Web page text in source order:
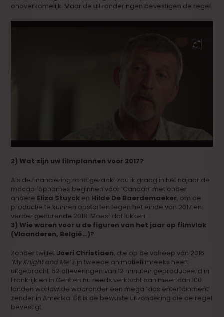
onoverkomelijk. Maar de uitzonderingen bevestigen de regel.
2) Wat zijn uw filmplannen voor 2017?
Als de financiering rond geraakt zou ik graag in het najaar de
mocap-opnames beginnen voor ‘Canaan’ met onder
andere Eliza Stuyck en Hilde De Baerdemaeker, om de
productie te kunnen opstarten tegen het einde van 2017 en
verder gedurende 2018. Moest dat lukken …
3) Wie waren voor u de figuren van het jaar op filmvlak
(Vlaanderen, België…)?
Zonder twijfel Joeri Christiaen, die op de valreep van 2016
’My Knight and Me’zijn tweede animatiefilmreeks heeft
uitgebracht: 52 afleveringen van 12 minuten geproduceerd in
Frankrijk en in Gent en nu reeds verkocht aan meer dan 100
landen worldwide waaronder een mega ’kids entertainment’
zender in Amerika. Dit is de bewuste uitzondering die de regel
bevestigt.